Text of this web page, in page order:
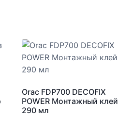
Orac FDP700 DECOFIX
POWER Монтажный клей
290 мл